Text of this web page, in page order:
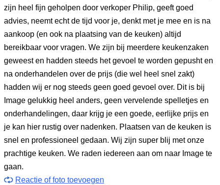
zijn heel fijn geholpen door verkoper Philip, geeft goed
advies, neemt echt de tijd voor je, denkt met je mee en is na
aankoop (en ook na plaatsing van de keuken) altijd
bereikbaar voor vragen. We zijn bij meerdere keukenzaken
geweest en hadden steeds het gevoel te worden gepusht en
na onderhandelen over de prijs (die wel heel snel zakt)
hadden wij er nog steeds geen goed gevoel over. Dit is bij
Image gelukkig heel anders, geen vervelende spelletjes en
onderhandelingen, daar krijg je een goede, eerlijke prijs en
je kan hier rustig over nadenken. Plaatsen van de keuken is
snel en professioneel gedaan. Wij zijn super blij met onze
prachtige keuken. We raden iedereen aan om naar Image te
gaan.
Reactie of foto toevoegen